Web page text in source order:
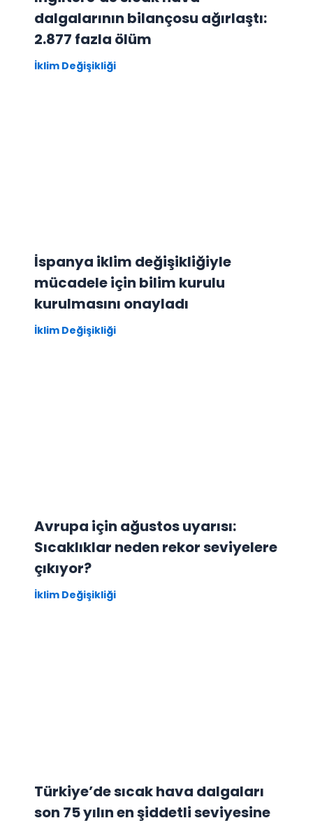
dalgalarının bilançosu ağırlaştı:
2.877 fazla ölüm
İklim Değişikliği
İspanya iklim değişikliğiyle
mücadele için bilim kurulu
kurulmasını onayladı
İklim Değişikliği
Avrupa için ağustos uyarısı:
Sıcaklıklar neden rekor seviyelere
çıkıyor?
İklim Değişikliği
Türkiye’de sıcak hava dalgaları
son 75 yılın en şiddetli seviyesine